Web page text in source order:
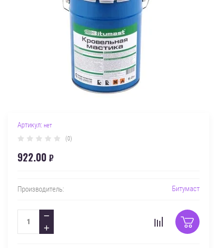
Артикул: нет
(0)
922.00 ₽
Производитель: Битумаст
−
+